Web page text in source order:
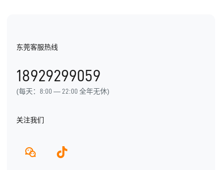
用户手册
发展历程
产品动态
东莞客服热线
18929299059
(每天：8:00 — 22:00 全年无休)
关注我们